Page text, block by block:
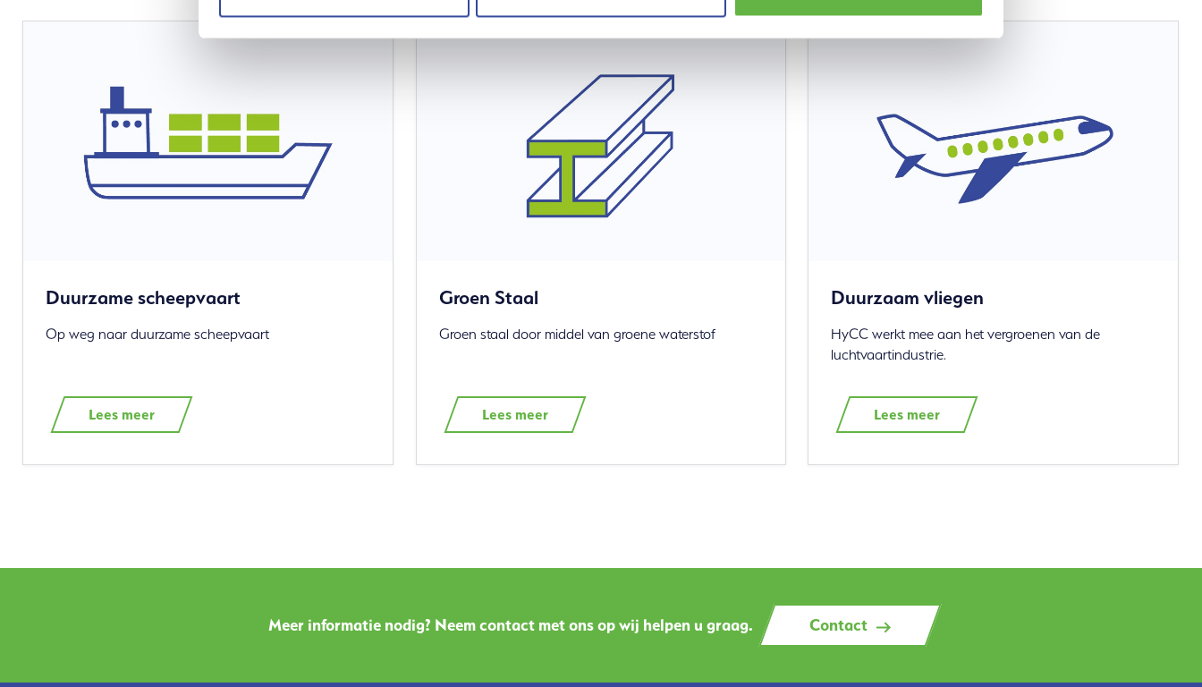
Duurzame scheepvaart
Op weg naar duurzame scheepvaart
Lees meer
Groen Staal
Groen staal door middel van groene waterstof
Lees meer
Duurzaam vliegen
HyCC werkt mee aan het vergroenen van de
luchtvaartindustrie.
Lees meer
Meer informatie nodig? Neem contact met ons op wij helpen u graag. Contact